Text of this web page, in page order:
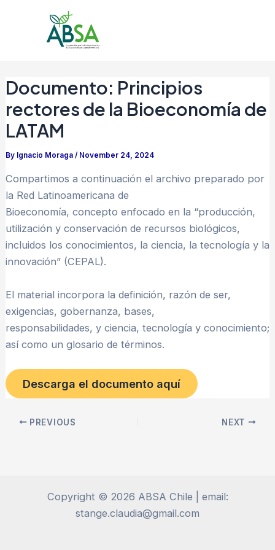
Documento: Principios
rectores de la Bioeconomía de
LATAM
By Ignacio Moraga / November 24, 2024
Compartimos a continuación el archivo preparado por
la Red Latinoamericana de
Bioeconomía, concepto enfocado en la “producción,
utilización y conservación de recursos biológicos,
incluidos los conocimientos, la ciencia, la tecnología y la
innovación” (CEPAL).
El material incorpora la definición, razón de ser,
exigencias, gobernanza, bases,
responsabilidades, y ciencia, tecnología y conocimiento;
así como un glosario de términos.
Descarga el documento aquí
navigation
PREVIOUS NEXT
Copyright © 2026 ABSA Chile | email:
stange.claudia@gmail.com